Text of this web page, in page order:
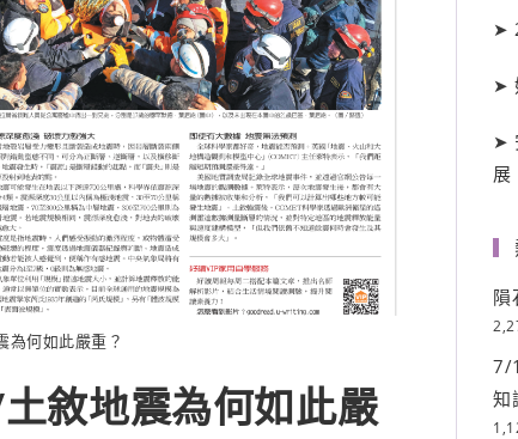
為何如此嚴重？
敘地震為何如此嚴
➤
➤
➤
展
隕
7/
知